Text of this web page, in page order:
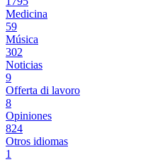
Medicina
59
Música
302
Noticias
9
Offerta di lavoro
8
Opiniones
824
Otros idiomas
1